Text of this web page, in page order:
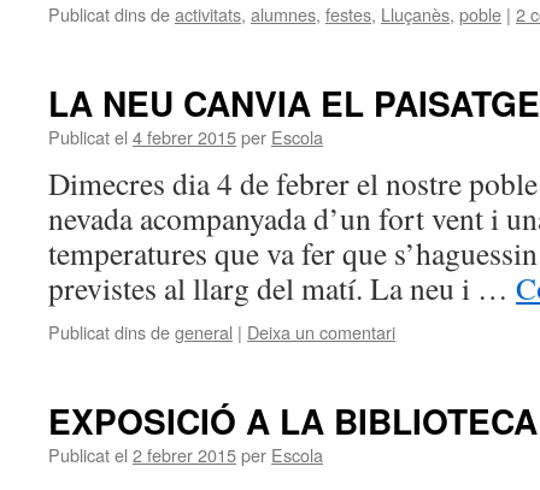
Publicat dins deactivitats, alumnes, festes, Lluçanès, poble | 2
LA NEU CANVIA EL
Publicat el 4 febrer 2015per Escola
Dimecres dia 4 de febrer el nostre
nevada acompanyada d’un fort vent i
temperatures que va fer que
previstes al llarg del matí. La neu i …
Publicat dins degeneral | Deixa un comentari
EXPOSICIÓ A LA
Publicat el 2 febrer 2015per Escola